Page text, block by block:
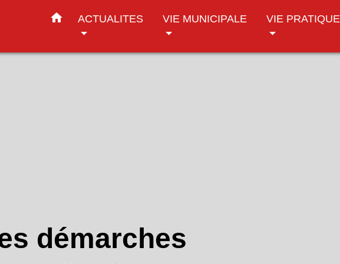
home ACTUALITES VIE MUNICIPALE VIE PRATIQUE
démarches